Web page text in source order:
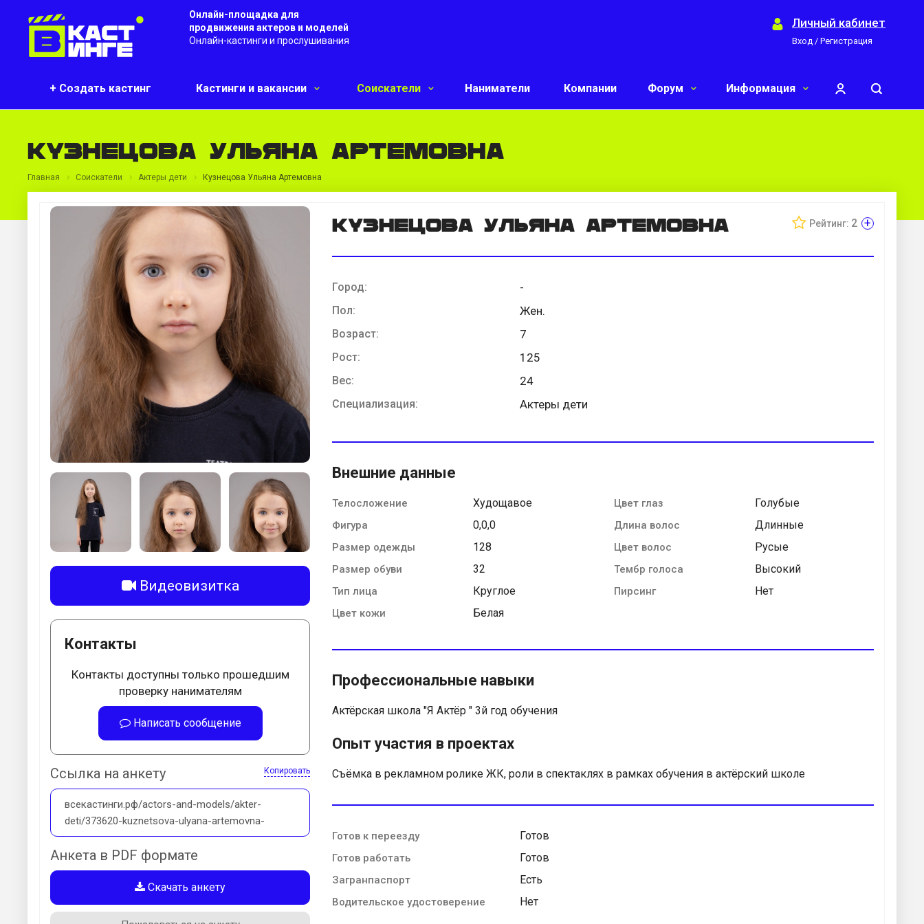
Онлайн-площадка для
продвижения актеров и моделей
Онлайн-кастинги и прослушивания
Личный кабинет
Вход / Регистрация
+ Создать кастинг Кастинги и вакансии Соискатели Наниматели Компании Форум Информация
Кузнецова Ульяна Артемовна
Главная Соискатели Актеры дети Кузнецова Ульяна Артемовна
Видеовизитка
Контакты
Контакты доступны только прошедшим
проверку нанимателям
Написать сообщение
Ссылка на анкету Копировать
всекастинги.рф/actors-and-models/akter-
deti/373620-kuznetsova-ulyana-artemovna-
Анкета в PDF формате
Скачать анкету
Кузнецова Ульяна Артемовна Рейтинг: 2 +
Город: -
Пол: Жен.
Возраст: 7
Рост: 125
Вес: 24
Специализация: Актеры дети
Внешние данные
Телосложение Худощавое
Фигура 0,0,0
Размер одежды 128
Размер обуви 32
Тип лица Круглое
Цвет кожи Белая
Цвет глаз Голубые
Длина волос Длинные
Цвет волос Русые
Тембр голоса Высокий
Пирсинг Нет
Профессиональные навыки
Актёрская школа "Я Актёр " 3й год обучения
Опыт участия в проектах
Съёмка в рекламном ролике ЖК, роли в спектаклях в рамках обучения в актёрский школе
Готов к переезду Готов
Готов работать Готов
Загранпаспорт Есть
Водительское удостоверение Нет